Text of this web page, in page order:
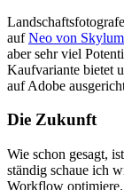
aufNeo von Skylum
aber sehr viel
Kaufvariante bietet
auf Adobe
Die Zukunft
Wie schon gesagt,
ständig schaue ich
Workflow